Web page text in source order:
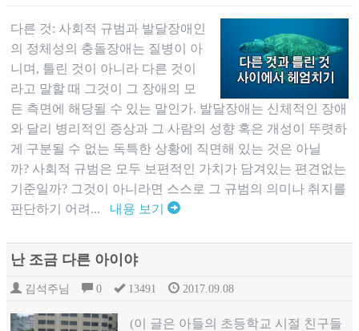
다른 것: 사회적 규범과 발달장애인
의 정체성의 충돌장애는 질병이 아
니며, 틀린 것이 아니라 다른 것이
라고 말할 때 그것이 그 장애의 모
든 측면에 해당될 수 있는 말인가. 발달장애는 신체적인 장애
와 달리 병리적인 증상과 그 사람의 성향 혹은 개성이 뚜렷하
게 구분될 수 없는 독특한 상황에 직면해 있는 것은 아닐
까? 사회적 규범은 모두 보편적인 가치가 담겨있는 편견없는
기준일까? 그것이 아니라면 스스로 그 규범의 의미나 취지를
판단하기 어려... 내용 보기
난 조금 다른 아이야
김석주님 0 13491 2017.09.08
(이 글은 아들의 초등학교 시절 친구들